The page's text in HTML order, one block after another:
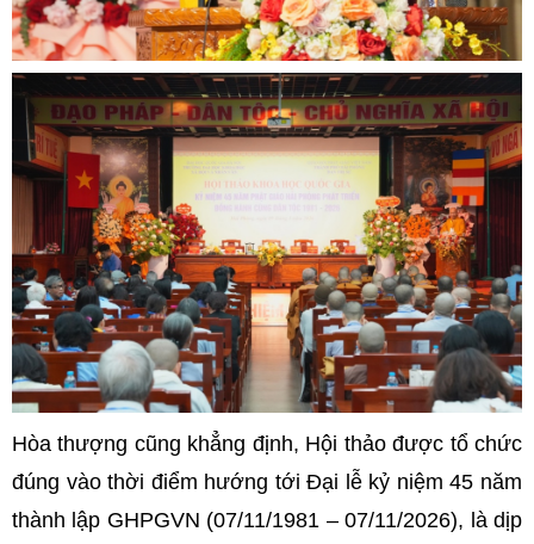
Hòa thượng cũng khẳng định, Hội thảo được tổ chức
đúng vào thời điểm hướng tới Đại lễ kỷ niệm 45 năm
thành lập GHPGVN (07/11/1981 – 07/11/2026), là dịp